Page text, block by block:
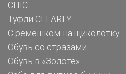
CHIC
Туфли CLEARLY
С ремешком на щиколотку
Обувь со стразами
Обувь в «Золоте»